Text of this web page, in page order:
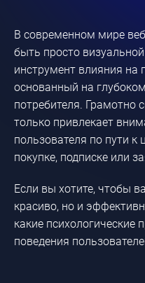
В современном мире
быть просто
инструмент влияния на
основанный на
потребителя. Грамотно
только привлекает
пользователя по пути
покупке, подписке или
Если вы хотите, чтобы
красиво, но и
какие психологические
поведения